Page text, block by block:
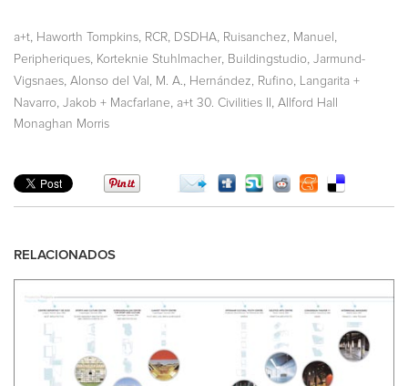
a+t, Haworth Tompkins, RCR, DSDHA, Ruisanchez, Manuel ,
Peripheriques, Korteknie Stuhlmacher, Buildingstudio, Jarmund-
Vigsnaes, Alonso del Val, M. A., Hernández, Rufino, Langarita +
Navarro, Jakob + Macfarlane, a+t 30. Civilities II , Allford Hall
Monaghan Morris
RELACIONADOS